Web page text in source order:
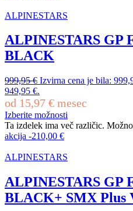
ALPINESTARS
ALPINESTARS GP
BLACK
999,95€ Izvirna cena je bila:
949,95 €.
od 15,97 € mesec
Izberite možnosti
Ta izdelek ima več različic.
akcija -210,00 €
ALPINESTARS
ALPINESTARS GP
BLACK+ SMX Plus